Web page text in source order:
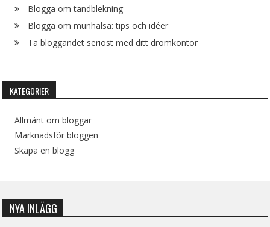
Blogga om tandblekning
Blogga om munhälsa: tips och idéer
Ta bloggandet seriöst med ditt drömkontor
KATEGORIER
Allmänt om bloggar
Marknadsför bloggen
Skapa en blogg
NYA INLÄGG